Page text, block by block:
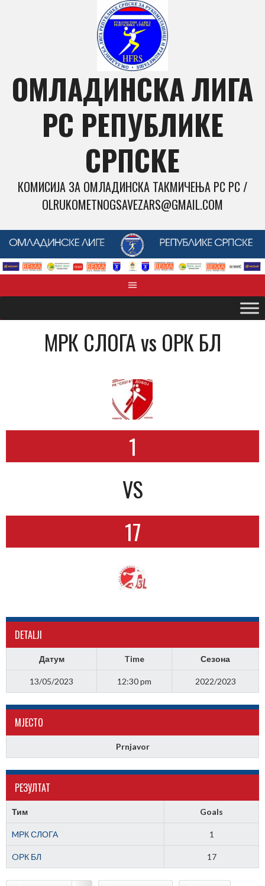
ОМЛАДИНСКА ЛИГА
РС РЕПУБЛИКЕ
СРПСКЕ
КОМИСИЈА ЗА ОМЛАДИНСКА ТАКМИЧЕЊА РС РС /
OLRUKOMETNOGSAVEZARS@GMAIL.COM
MРК СЛОГА vs OРК БЛ
1
VS
17
DETALJI
Датум Time Сезона
13/05/2023 12:30 pm 2022/2023
МJЕСТО
Prnjavor
РЕЗУЛТАТ
Тим Goals
MРК СЛОГА 1
OРК БЛ 17